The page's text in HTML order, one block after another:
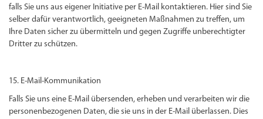
falls Sie uns aus eigener Initiative per E-Mail kontaktieren. Hier sind Sie
selber dafür verantwortlich, geeigneten Maßnahmen zu treffen, um
Ihre Daten sicher zu übermitteln und gegen Zugriffe unberechtigter
Dritter zu schützen.
15. E-Mail-Kommunikation
Falls Sie uns eine E-Mail übersenden, erheben und verarbeiten wir die
personenbezogenen Daten, die sie uns in der E-Mail überlassen. Dies